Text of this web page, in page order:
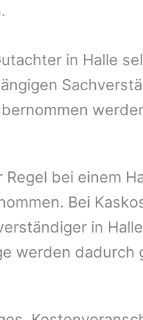
in Halle
bei einem
Bei
in Halle
werden dadurch